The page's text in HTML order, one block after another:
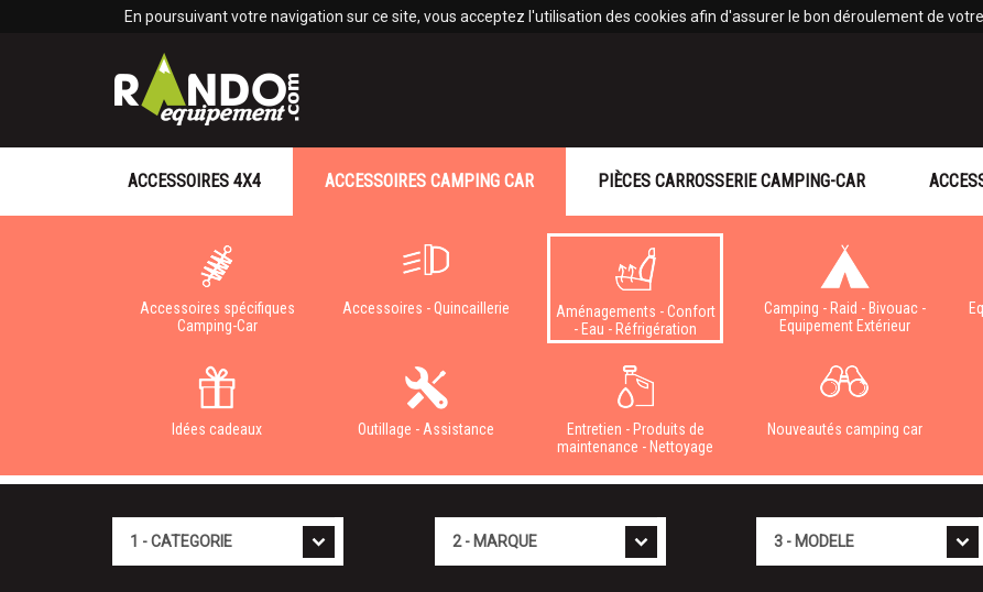
En poursuivant votre navigation sur ce site, vous acceptez l'utilisation des cookies afin d'assurer le bon déroulement de
ACCESSOIRES 4X4 ACCESSOIRES CAMPING CAR
Accessoires spécifiques
Camping-Car
Accessoires - Quincaillerie
Aménagements - Confort
- Eau - Réfrigération
Camping - Raid - Bivouac -
Equipement Extérieur
Idées cadeaux Outillage - Assistance
Entretien - Produits de
maintenance - Nettoyage
Nouveautés camping car
PIÈCES CARROSSERIE CAMPING-CAR
Panneau de gestion des cookies